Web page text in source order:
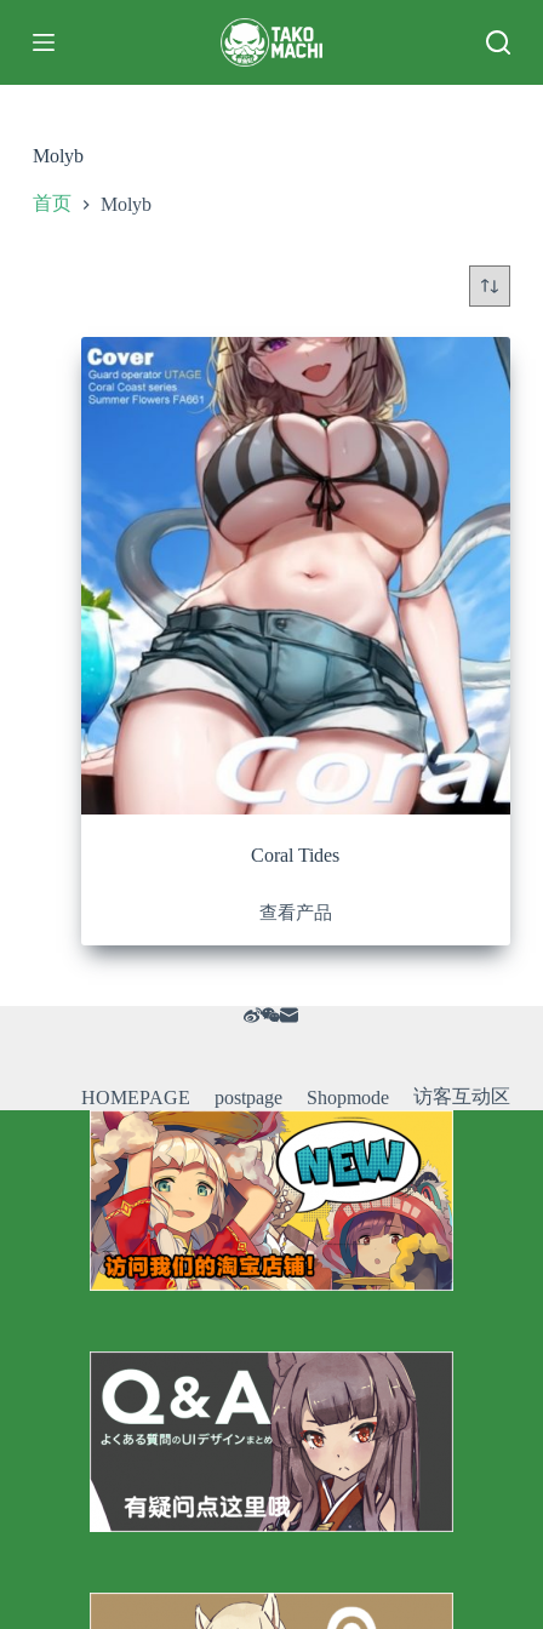
过
Molyb
首页 Molyb
Coral Tides
查看产品
HOMEPAGE postpage Shopmode 访客互动区